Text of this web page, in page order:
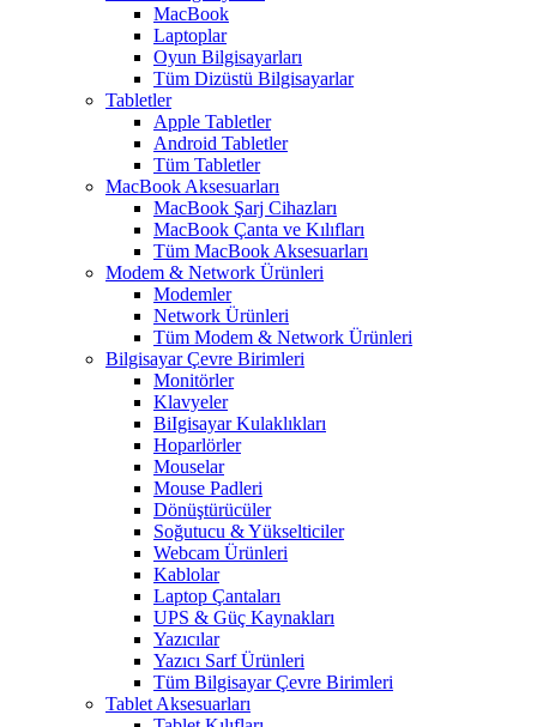
MacBook
Laptoplar
Oyun Bilgisayarları
Tüm Dizüstü Bilgisayarlar
Tabletler
Apple Tabletler
Android Tabletler
Tüm Tabletler
MacBook Aksesuarları
MacBook Şarj Cihazları
MacBook Çanta ve Kılıfları
Tüm MacBook Aksesuarları
Modem & Network Ürünleri
Modemler
Network Ürünleri
Tüm Modem & Network Ürünleri
Bilgisayar Çevre Birimleri
Monitörler
Klavyeler
BiIgisayar Kulaklıkları
Hoparlörler
Mouselar
Mouse Padleri
Dönüştürücüler
Soğutucu & Yükselticiler
Webcam Ürünleri
Kablolar
Laptop Çantaları
UPS & Güç Kaynakları
Yazıcılar
Yazıcı Sarf Ürünleri
Tüm Bilgisayar Çevre Birimleri
Tablet Aksesuarları